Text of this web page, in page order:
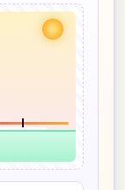
Tương lai